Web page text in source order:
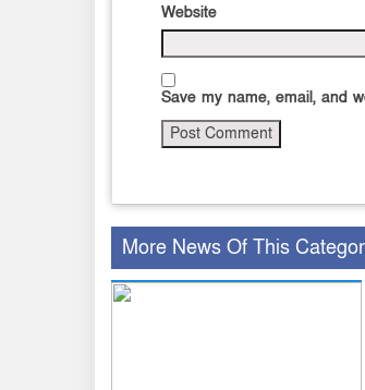
Website
Save my name, email, and
More News Of This